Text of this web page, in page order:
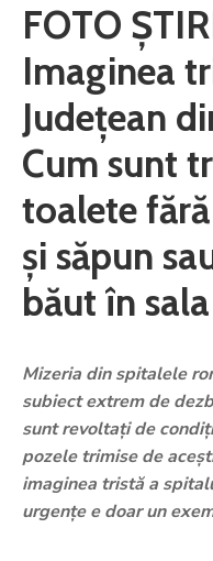
FOTO
Imaginea
Judeţean
Cum sunt
toalete
şi săpun
băut în
Mizeria din spitalele
subiect extrem de
sunt revoltaţi de
pozele trimise de
imaginea tristă a
urgenţe e doar un